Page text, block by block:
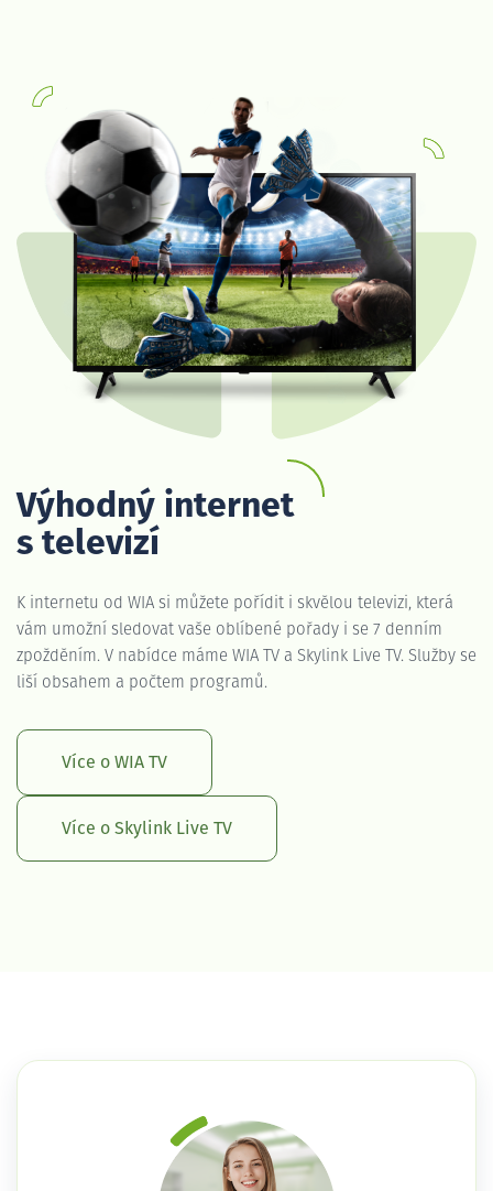
Výhodný internet
s televizí
K internetu od WIA si můžete pořídit i skvělou televizi, která
vám umožní sledovat vaše oblíbené pořady i se 7 denním
zpožděním. V nabídce máme WIA TV a Skylink Live TV. Služby se
liší obsahem a počtem programů.
Více o WIA TV
Více o Skylink Live TV